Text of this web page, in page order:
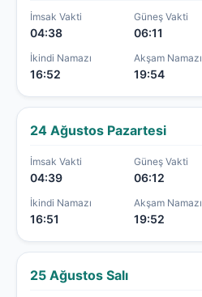
İmsak Vakti
04:38
Güneş Vakti
06:11
İkindi Namazı
16:52
Akşam Namazı
19:54
24 Ağustos Pazartesi
İmsak Vakti
04:39
Güneş Vakti
06:12
İkindi Namazı
16:51
Akşam Namazı
19:52
25 Ağustos Salı